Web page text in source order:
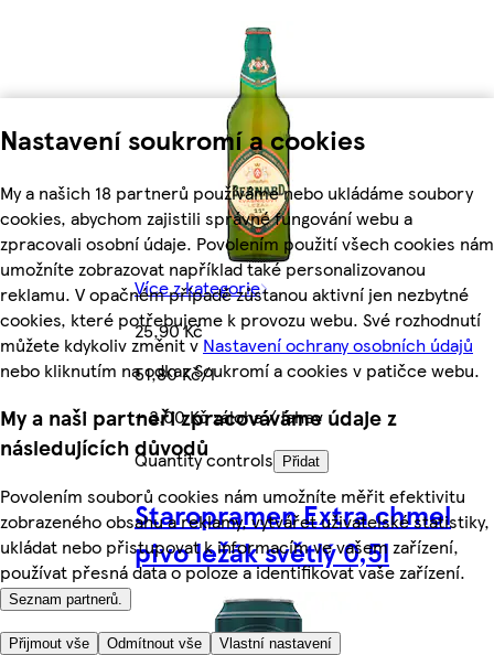
Nastavení soukromí a cookies
My a našich 18 partnerů používáme nebo ukládáme soubory
cookies, abychom zajistili správné fungování webu a
zpracovali osobní údaje. Povolením použití všech cookies nám
umožníte zobrazovat například také personalizovanou
reklamu. V opačném případě zůstanou aktivní jen nezbytné
cookies, které potřebujeme k provozu webu. Své rozhodnutí
můžete kdykoliv změnit vNastavení ochrany osobních údajů
nebo kliknutím na odkaz Soukromí a cookies v patičce webu.
My a naši partneři zpracováváme údaje z
následujících důvodů
Povolením souborů cookies nám umožníte měřit efektivitu
zobrazeného obsahu a reklamy, vytvářet uživatelské statistiky,
ukládat nebo přistupovat k informacím ve vašem zařízení,
používat přesná data o poloze a identifikovat vaše zařízení.
Seznam partnerů.
Přijmout vše Odmítnout vše Vlastní nastavení
Více z kategorie
25,90 Kč
51,80 Kč/l
+ 3,00 Kč záloha / lahev
Quantity controls
Přidat
Staropramen Extra chmel
pivo ležák světlý 0,5l